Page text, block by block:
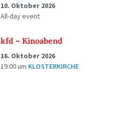
10. Oktober 2026
All-day event
kfd – Kinoabend
16. Oktober 2026
19:00um KLOSTERKIRCHE